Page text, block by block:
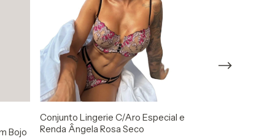
Bojo
Conjunto Lingerie C/Aro Especial e
Renda Ângela Rosa Seco